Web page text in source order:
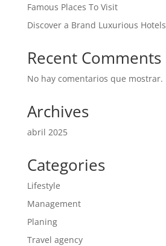
Famous Places To Visit
Discover a Brand Luxurious Hotels
Recent Comments
No hay comentarios que mostrar.
Archives
abril 2025
Categories
Lifestyle
Management
Planing
Travel agency